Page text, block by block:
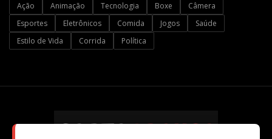
Ação Animação Tecnologia Boxe
Câmera
Esportes
Eletrônicos Comida Jogos
Saúde
Estilo de Vida
Corrida Política